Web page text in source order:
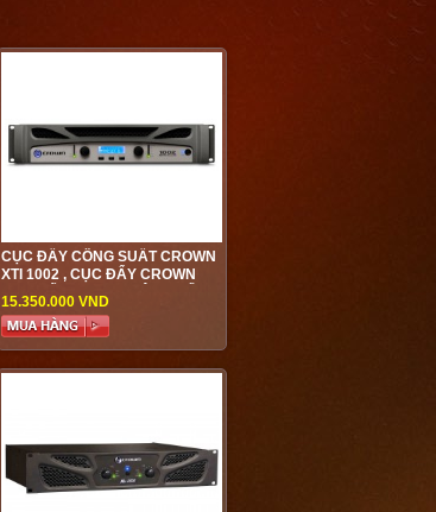
CỤC ĐẨY CÔNG SUẤT CROWN
XTI 1002 , CỤC ĐẨY CROWN
CAO CẤP ĐƯỢC PHÂN PHỐI
GIÁ TỐT NHẤT TẠI VIỆT HƯNG
AUDIO
15.350.000 VND